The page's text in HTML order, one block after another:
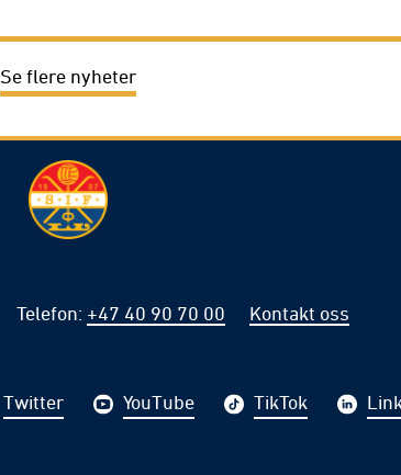
Se flere nyheter
Telefon: +47 40 90 70 00 Kontakt oss
Twitter YouTube TikTok